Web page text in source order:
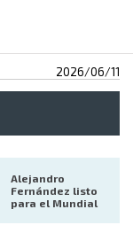
2026/06/11
Alejandro
Fernández listo
para el Mundial